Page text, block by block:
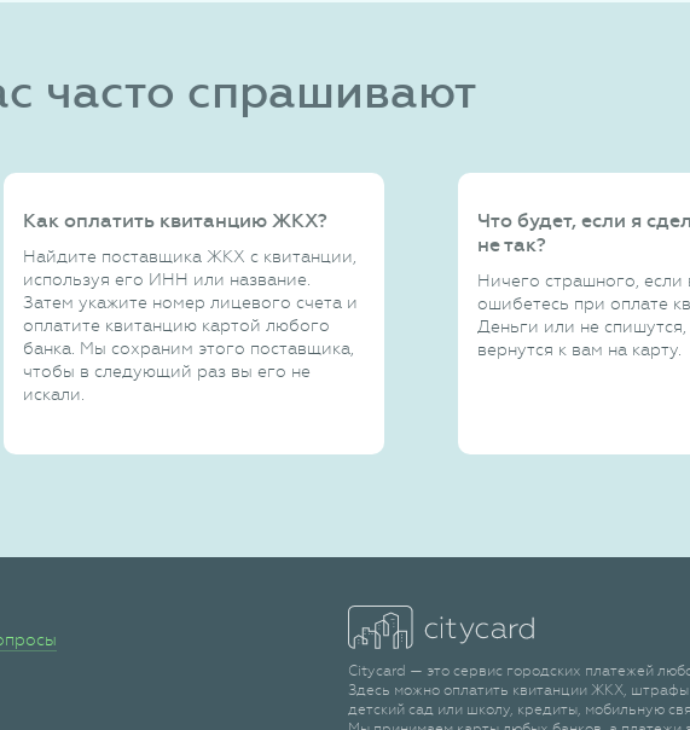
часто спрашивают
Как оплатить квитанцию ЖКХ?
Найдите поставщика ЖКХ с квитанции,
используя его ИНН или название.
Затем укажите номер лицевого счета и
оплатите квитанцию картой любого
банка. Мы сохраним этого поставщика,
чтобы в следующий раз вы его не
искали.
Что будет, если я
не так?
Ничего страшного, если
ошибетесь при оплате
Деньги или не
вернутся к вам на карту.
Citycard — это сервис городских платежей
Здесь можно оплатить квитанции ЖКХ,
детский сад или школу, кредиты, мобильную